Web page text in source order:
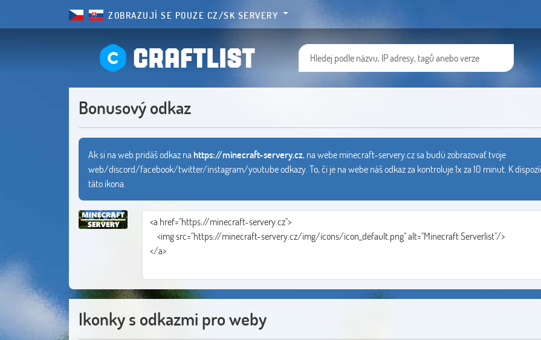
ZOBRAZUJÍ SE POUZE CZ/SK SERVERY
CRAFTLIST
Bonusový odkaz
Ak si na web pridáš odkaz na https://minecraft-servery.cz, na webe minecraft-servery.cz sa budú zobrazovať tvoje
web/discord/facebook/twitter/instagram/youtube odkazy. To, či je na webe náš odkaz za kontroluje 1x za 10 minut. K
táto ikona.
Ikonky s odkazmi pro weby